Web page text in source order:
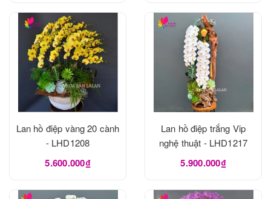
Lan hồ điệp vàng 20 cành
- LHD1208
5.600.000₫
Lan hồ điệp trắng Vip
nghệ thuật - LHD1217
5.900.000₫